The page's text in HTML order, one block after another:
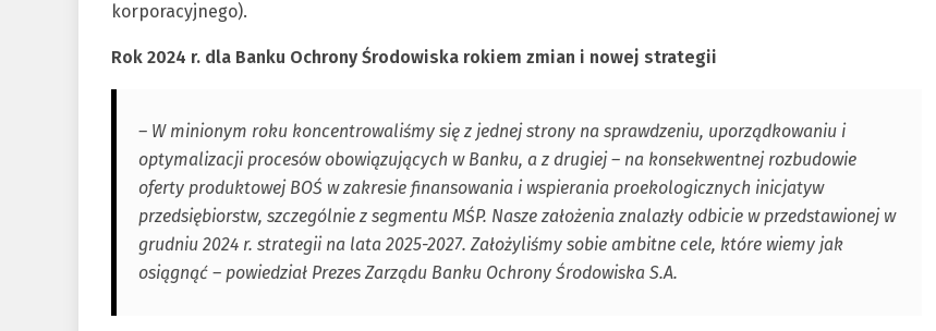
korporacyjnego).
Rok 2024 r. dla Banku Ochrony Środowiska rokiem zmian i nowej strategii
– W minionym roku koncentrowaliśmy się z jednej strony na sprawdzeniu, uporządkowaniu i
optymalizacji procesów obowiązujących w Banku, a z drugiej – na konsekwentnej rozbudowie
oferty produktowej BOŚ w zakresie finansowania i wspierania proekologicznych inicjatyw
przedsiębiorstw, szczególnie z segmentu MŚP. Nasze założenia znalazły odbicie w przedstawionej w
grudniu 2024 r. strategii na lata 2025-2027. Założyliśmy sobie ambitne cele, które wiemy jak
osiągnąć – powiedział Prezes Zarządu Banku Ochrony Środowiska S.A.